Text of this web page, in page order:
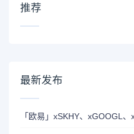
推荐
最新发布